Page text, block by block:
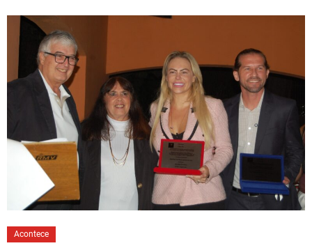
Acontece